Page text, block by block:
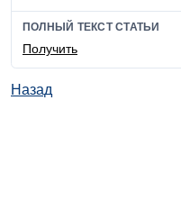
ПОЛНЫЙ ТЕКСТ СТАТЬИ
Получить
Назад